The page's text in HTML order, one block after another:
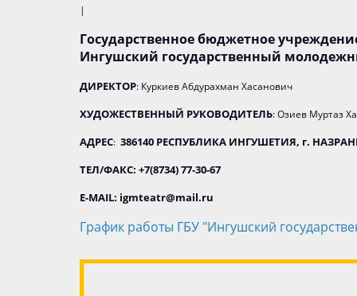
|
Государственное бюджетное
Ингушский государственный
ДИРЕКТОР: Куркиев Абдурахман Хасанович
ХУДОЖЕСТВЕННЫЙ РУКОВОДИТЕЛЬ: Озиев Муртаз
АДРЕС: 386140 РЕСПУБЛИКА ИНГУШЕТИЯ, г.
ТЕЛ/ФАКС: +7(8734) 77-30-67
E-MAIL: igmteatr@mail.ru
График работы ГБУ "Ингушский